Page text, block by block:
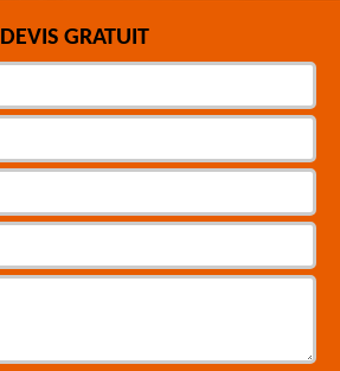
DEVIS GRATUIT